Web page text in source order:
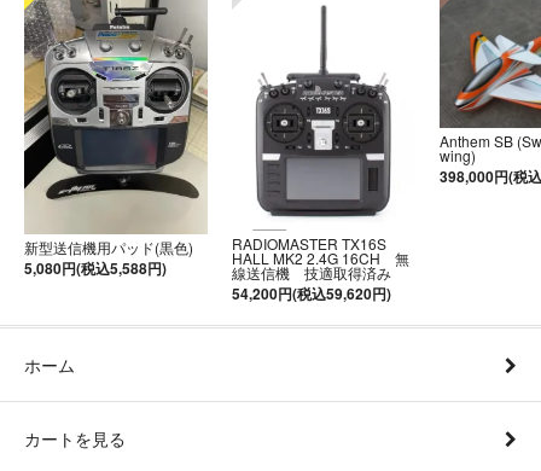
新型送信機用パッド(黒色)
5,080円(税込5,588円)
RADIOMASTER TX16S
HALL MK2 2.4G 16CH 無
線送信機 技適取得済み
54,200円(税込59,620円)
Anthem SB
wing)
398,000円(税
ホーム
カートを見る